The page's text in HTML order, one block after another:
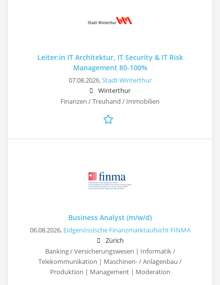
Leiter:in IT Architektur, IT Security & IT Risk
Management 80-100%
07.08.2026,Stadt Winterthur
Winterthur
Finanzen / Treuhand / Immobilien
Business Analyst (m/w/d)
06.08.2026, Eidgenössische Finanzmarktaufsicht FINMA
Zürich
Banking / Versicherungswesen | Informatik /
Telekommunikation | Maschinen- / Anlagenbau /
Produktion | Management | Moderation